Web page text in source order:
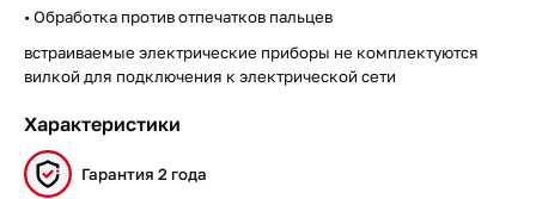
• Обработка против отпечатков пальцев
встраиваемые электрические приборы не комплектуются
вилкой для подключения к электрической сети
Характеристики
Гарантия 2 года